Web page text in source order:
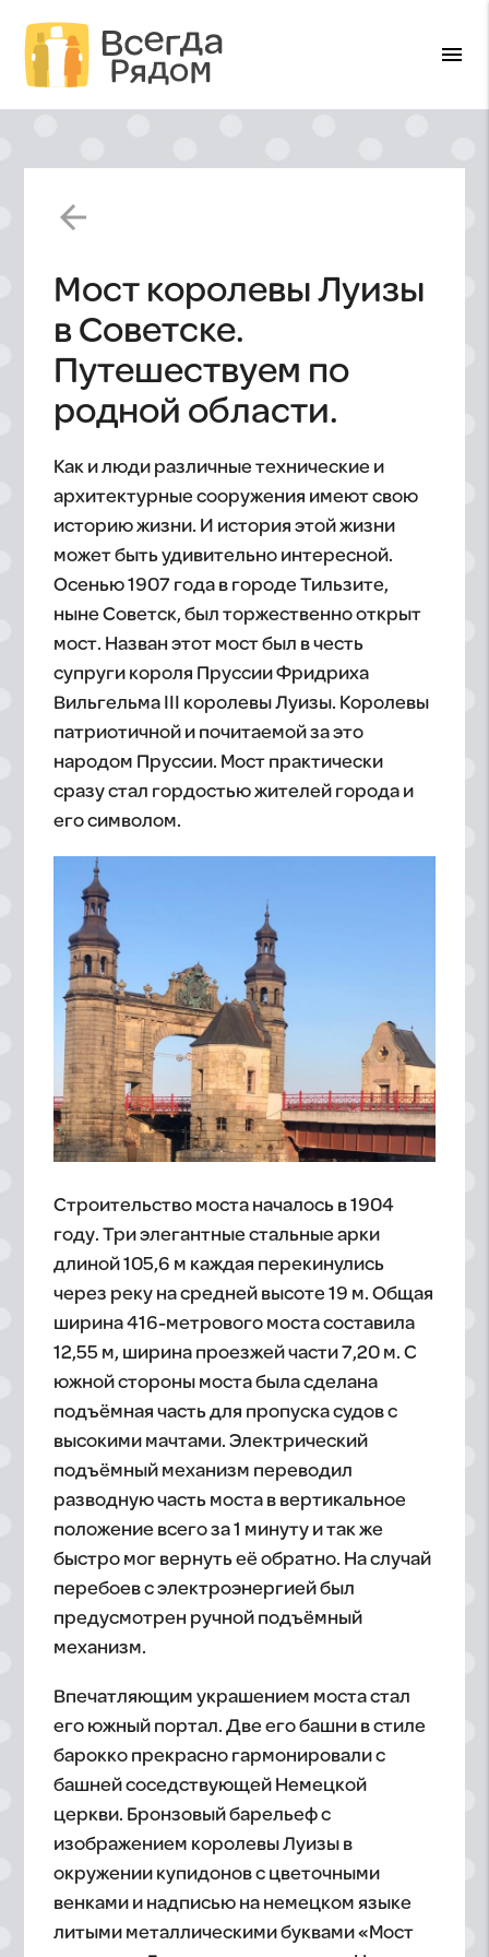
menu
arrow_back
Мост королевы Луизы
в Советске.
Путешествуем по
родной области.
Как и люди различные технические и
архитектурные сооружения имеют свою
историю жизни. И история этой жизни
может быть удивительно интересной.
Осенью 1907 года в городе Тильзите,
ныне Советск, был торжественно открыт
мост. Назван этот мост был в честь
супруги короля Пруссии Фридриха
Вильгельма III королевы Луизы. Королевы
патриотичной и почитаемой за это
народом Пруссии. Мост практически
сразу стал гордостью жителей города и
его символом.
Строительство моста началось в 1904
году. Три элегантные стальные арки
длиной 105,6 м каждая перекинулись
через реку на средней высоте 19 м. Общая
ширина 416-метрового моста составила
12,55 м, ширина проезжей части 7,20 м. С
южной стороны моста была сделана
подъёмная часть для пропуска судов с
высокими мачтами. Электрический
подъёмный механизм переводил
разводную часть моста в вертикальное
положение всего за 1 минуту и так же
быстро мог вернуть её обратно. На случай
перебоев с электроэнергией был
предусмотрен ручной подъёмный
механизм.
Впечатляющим украшением моста стал
его южный портал. Две его башни в стиле
барокко прекрасно гармонировали с
башней соседствующей Немецкой
церкви. Бронзовый барельеф с
изображением королевы Луизы в
окружении купидонов с цветочными
венками и надписью на немецком языке
литыми металлическими буквами «Мост